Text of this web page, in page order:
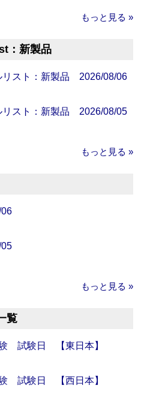
もっと見る »
：新製品
リスト：新製品 2026/08/06
リスト：新製品 2026/08/05
もっと見る »
もっと見る »
覧
試験日 【東日本】
試験日 【西日本】